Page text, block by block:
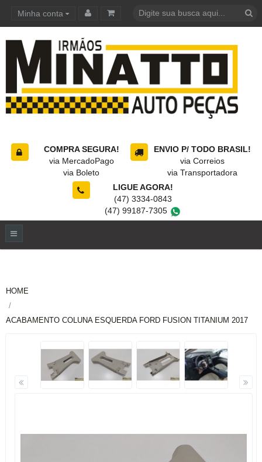
Minha conta
COMPRA SEGURA!
via MercadoPago
via Boleto
ENVIO P/ TODO BRASIL!
via Correios
via Transportadora
LIGUE AGORA!
(47) 3334-0843
(47) 99187-7305
HOME
ACABAMENTO COLUNA ESQUERDA FORD FUSION TITANIUM 2017